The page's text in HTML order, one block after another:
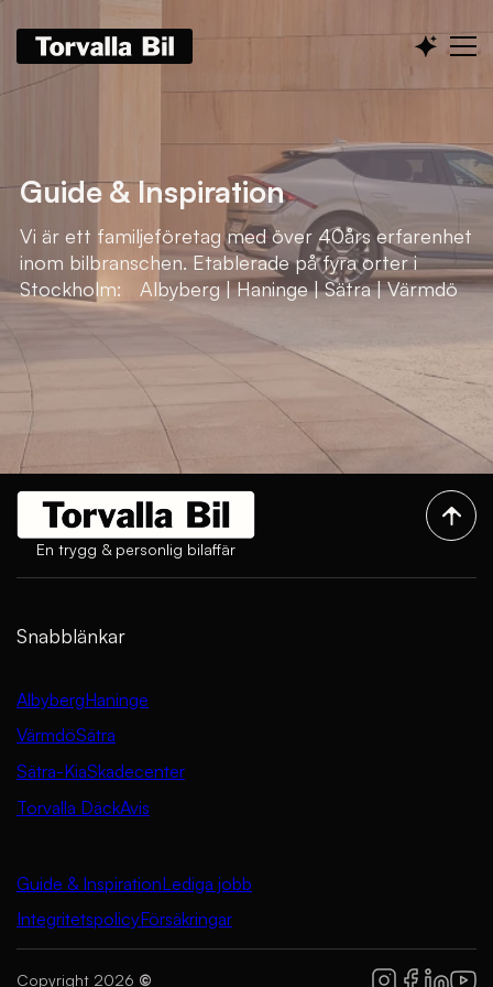
Guide & Inspiration
Vi är ett familjeföretag med över 40års erfarenhet
inom bilbranschen. Etablerade på fyra orter i
Stockholm: Albyberg | Haninge | Sätra | Värmdö
En trygg & personlig bilaffär
Snabblänkar
AlbybergHaninge
VärmdöSätra
Sätra-KiaSkadecenter
Torvalla DäckAvis
Guide & InspirationLediga jobb
IntegritetspolicyFörsäkringar
Copyright 2026 ©